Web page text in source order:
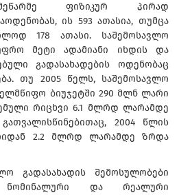
ფიზიკურ პირად
ის 593 ათასია, თუმცა
178 ათასი. საშემოსავლო
მეტი ადამიანი იხდის და
გადასახადების ოდენობაც
თუ 2005 წელს, საშემოსავლო
ბიუჯეტში 290 მლნ ლარი
რიცხვი 6.1 მლრდ ლარამდე
2004 წლის
2.2 მლრდ ლარამდე ზრდა
გადასახადის შემოსულობები
ნომინალური და რეალური